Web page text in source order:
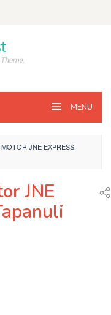
MENU
JNE EXPRESS
JNE